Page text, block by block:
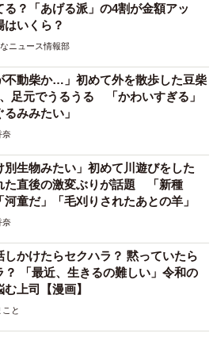
る？「あげる派」の4割が金額アッ
はいくら？
ニュース情報部
不動柴か…」初めて外を散歩した豆柴
足元でうるうる 「かわいすぎる」
るみみたい」
奈
別生物みたい」初めて川遊びをした
た直後の激変ぶりが話題 「新種
河童だ」「毛刈りされたあとの羊」
奈
しかけたらセクハラ？ 黙っていたら
？ 「最近、生きるの難しい」令和の
上司【漫画】
と